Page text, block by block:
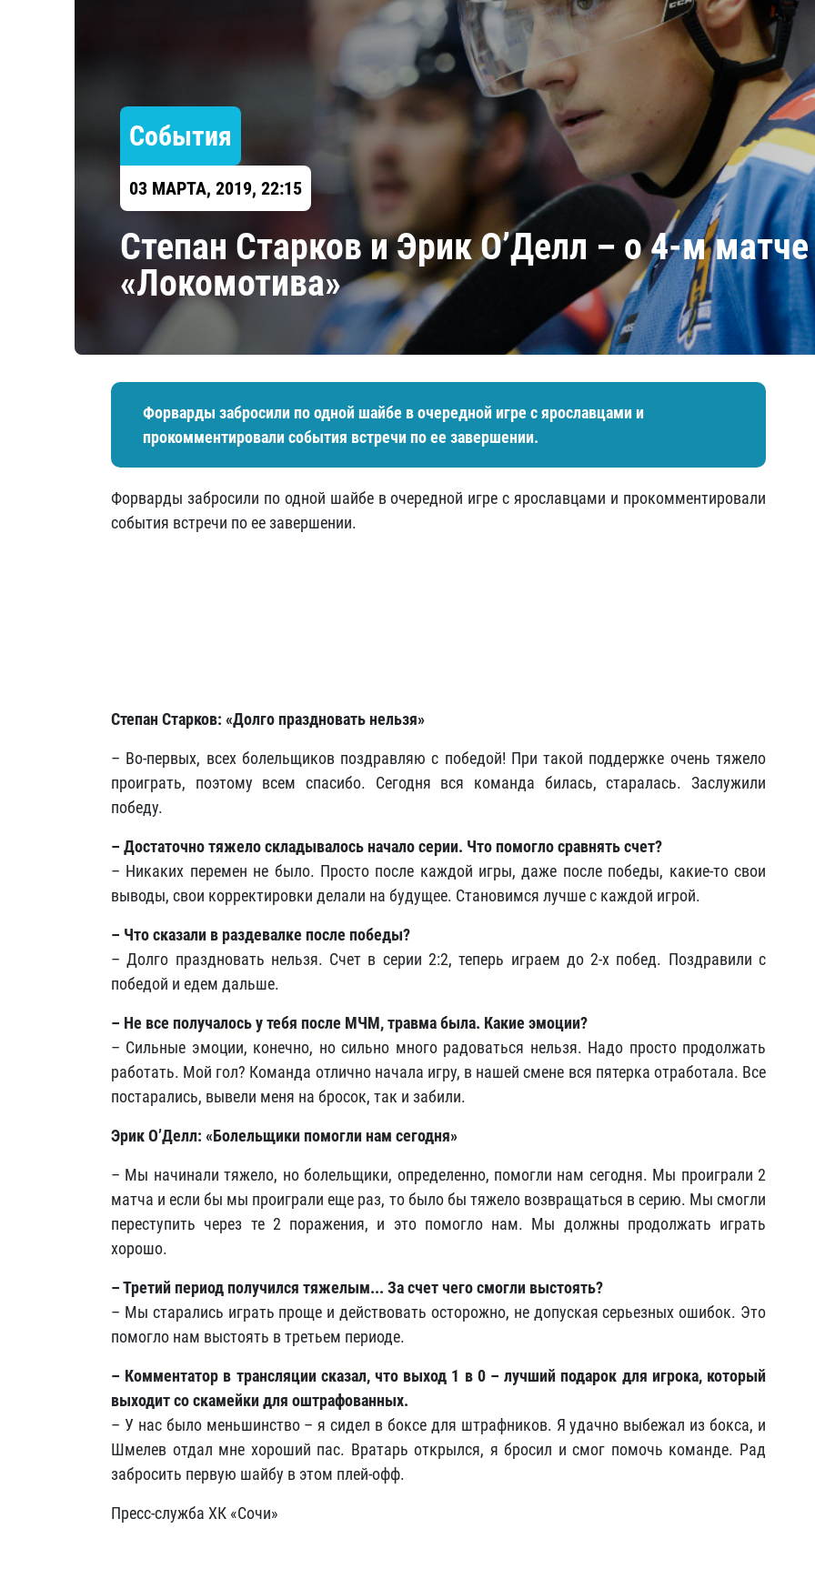
Амур
Барыс
Салават Юлаев
Сибирь
События
03 МАРТА, 2019, 22:15
​Степан Старков и Эрик О’Делл – о 4-м матче
«Локомотива»
Форварды забросили по одной шайбе в очередной игре с ярославцами и
прокомментировали события встречи по ее завершении.
Форварды забросили по одной шайбе в очередной игре с ярославцами и прокомментировали
события встречи по ее завершении.
Степан Старков: «Долго праздновать нельзя»
– Во-первых, всех болельщиков поздравляю с победой! При такой поддержке очень тяжело
проиграть, поэтому всем спасибо. Сегодня вся команда билась, старалась. Заслужили
победу.
– Достаточно тяжело складывалось начало серии. Что помогло сравнять счет?
– Никаких перемен не было. Просто после каждой игры, даже после победы, какие-то свои
выводы, свои корректировки делали на будущее. Становимся лучше с каждой игрой.
– Что сказали в раздевалке после победы?
– Долго праздновать нельзя. Счет в серии 2:2, теперь играем до 2-х побед. Поздравили с
победой и едем дальше.
– Не все получалось у тебя после МЧМ, травма была. Какие эмоции?
– Сильные эмоции, конечно, но сильно много радоваться нельзя. Надо просто продолжать
работать. Мой гол? Команда отлично начала игру, в нашей смене вся пятерка отработала. Все
постарались, вывели меня на бросок, так и забили.
Эрик О’Делл: «Болельщики помогли нам сегодня»
– Мы начинали тяжело, но болельщики, определенно, помогли нам сегодня. Мы проиграли 2
матча и если бы мы проиграли еще раз, то было бы тяжело возвращаться в серию. Мы смогли
переступить через те 2 поражения, и это помогло нам. Мы должны продолжать играть
хорошо.
– Третий период получился тяжелым... За счет чего смогли выстоять?
– Мы старались играть проще и действовать осторожно, не допуская серьезных ошибок. Это
помогло нам выстоять в третьем периоде.
– Комментатор в трансляции сказал, что выход 1 в 0 – лучший подарок для игрока, который
выходит со скамейки для оштрафованных.
– У нас было меньшинство – я сидел в боксе для штрафников. Я удачно выбежал из бокса, и
Шмелев отдал мне хороший пас. Вратарь открылся, я бросил и смог помочь команде. Рад
забросить первую шайбу в этом плей-офф.
Пресс-служба ХК «Сочи»